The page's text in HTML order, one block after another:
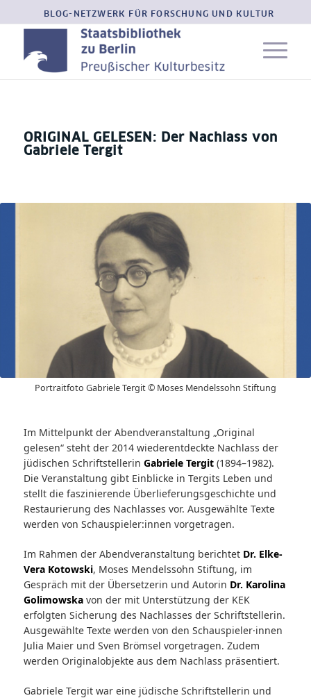
BLOG-NETZWERK FÜR FORSCHUNG UND KULTUR
ORIGINAL GELESEN: Der Nachlass von
Gabriele Tergit
Portraitfoto Gabriele Tergit © Moses Mendelssohn Stiftung
Im Mittelpunkt der Abendveranstaltung „Original
gelesen“ steht der 2014 wiederentdeckte Nachlass der
jüdischen Schriftstellerin Gabriele Tergit(1894–1982).
Die Veranstaltung gibt Einblicke in Tergits Leben und
stellt die faszinierende Überlieferungsgeschichte und
Restaurierung des Nachlasses vor. Ausgewählte Texte
werden von Schauspieler:innen vorgetragen.
Im Rahmen der Abendveranstaltung berichtet Dr. Elke-
Vera Kotowski, Moses Mendelssohn Stiftung, im
Gespräch mit der Übersetzerin und Autorin Dr. Karolina
Golimowskavon der mit Unterstützung der KEK
erfolgten Sicherung des Nachlasses der Schriftstellerin.
Ausgewählte Texte werden von den Schauspieler·innen
Julia Maier und Sven Brömsel vorgetragen. Zudem
werden Originalobjekte aus dem Nachlass präsentiert.
Gabriele Tergit war eine jüdische Schriftstellerin und